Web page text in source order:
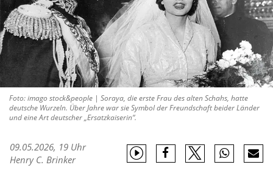
Foto: imago stock&people | Soraya, die erste Frau des alten Schahs, hatte
deutsche Wurzeln. Über Jahre war sie Symbol der Freundschaft beider Länder
und eine Art deutscher „Ersatzkaiserin“.
09.05.2026, 19 Uhr
Henry C. Brinker